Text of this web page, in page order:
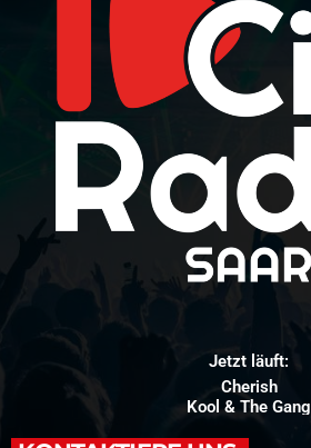
Jetzt läuft:
Cherish
Kool & The Gang